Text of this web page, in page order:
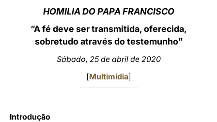
HOMILIA DO PAPA FRANCISCO
“A fé deve ser transmitida, oferecida,
sobretudo através do testemunho”
Sábado, 25 de abril de 2020
[Multimídia]
Introdução